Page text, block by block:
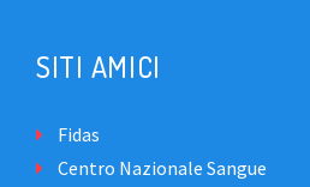
SITI AMICI
Fidas
Centro Nazionale Sangue